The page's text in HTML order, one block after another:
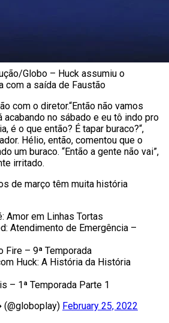
Globo – Huck assumiu o
com a saída de Faustão
com o diretor.“Então não vamos
acabando no sábado e eu tô indo pro
é o que então? É tapar buraco?“,
Hélio, então, comentou que o
um buraco. “Então a gente não vai”,
irritado.
de março têm muita história
em Linhas Tortas
Atendimento de Emergência –
– 9ª Temporada
Huck: A História da História
– 1ª Temporada Parte 1
February 25, 2022